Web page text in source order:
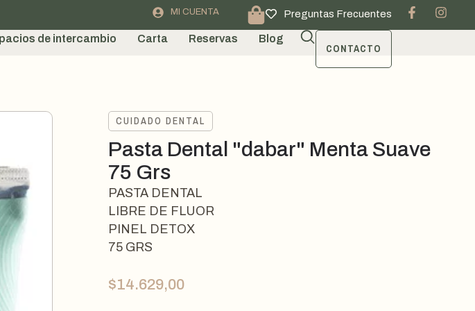
MI CUENTA Preguntas Frecuentes
de intercambio Carta Reservas Blog
CONTACTO
CUIDADO DENTAL
Pasta Dental "dabar" Menta Suave
75 Grs
PASTA DENTAL
LIBRE DE FLUOR
PINEL DETOX
75 GRS
$14.629,00